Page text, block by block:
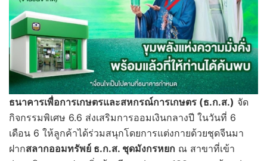
ธนาคารเพื่อการเกษตรและสหกรณ์การเกษตร (ธ.ก.ส.) จัด
กิจกรรมพิเศษ 6.6 ส่งเสริมการออมเงินกลางปี ในวันที่ 6
เดือน 6 ให้ลูกค้าได้ร่วมสนุกโดยการแต่งกายด้วยชุดจีนมา
ฝากสลากออมทรัพย์ ธ.ก.ส. ชุดมังกรหยก ณ สาขาที่เข้า